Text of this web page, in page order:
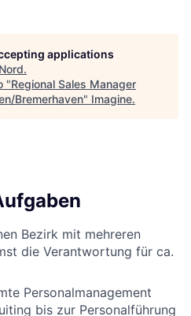
applications
.
"Regional Sales Manager
Bremerhaven" Imagine.
Bezirk mit mehreren
die Verantwortung für ca.
Personalmanagement
bis zur Personalführung